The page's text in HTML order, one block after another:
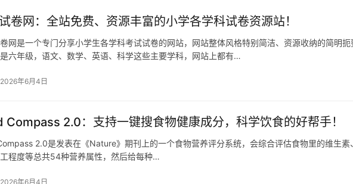
卷网：全站免费、资源丰富的小学各学科试卷资源站！
网是一个专门分享小学生各学科考试试卷的网站，网站整体风格特别简洁、资源收纳的简明
六年级，语文、数学、英语、科学这些主要学科，网站上都有…
2026年6月4日
Compass 2.0：支持一键搜食物健康成分，科学饮食的好帮手！
2.0是发表在《Nature》期刊上的一个食物营养评分系统，会综合评估食物里的维生
程度等总共54种营养属性，然后给每种…
2026年6月4日